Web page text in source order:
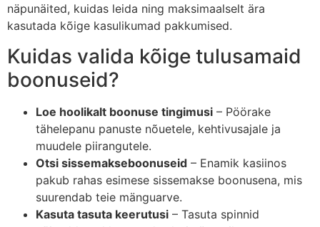
näpunäited, kuidas leida ning maksimaalselt ära
kasutada kõige kasulikumad pakkumised.
Kuidas valida kõige tulusamaid
boonuseid?
Loe hoolikalt boonuse tingimusi – Pöörake
tähelepanu panuste nõuetele, kehtivusajale ja
muudele piirangutele.
Otsi sissemakseboonuseid – Enamik kasiinos
pakub rahas esimese sissemakse boonusena, mis
suurendab teie mänguarve.
Kasuta tasuta keerutusi – Tasuta spinnid